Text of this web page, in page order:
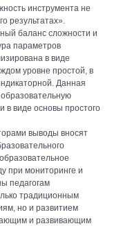
инструмента не
результатах».
баланс сложности и
параметров
в виде
уровне простой, в
Данная
в виде основы простого
выводы вносят
при мониторинге и
педагогам
традиционным
но и развитием
и развивающим